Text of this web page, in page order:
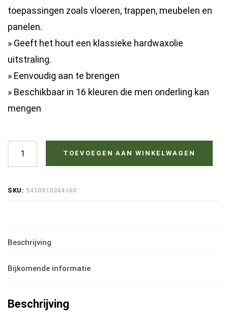
toepassingen zoals vloeren, trappen, meubelen en
panelen.
» Geeft het hout een klassieke hardwaxolie
uitstraling.
» Eenvoudig aan te brengen
» Beschikbaar in 16 kleuren die men onderling kan
mengen
Ciranova
Hardwaxolie
liter
TOEVOEGEN AAN WINKELWAGEN
SKU: 5410810244160
Beschrijving
Bijkomende informatie
Beschrijving